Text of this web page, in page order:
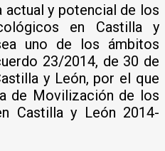
y potencial de los
en Castilla y
uno de los ámbitos
23/2014, de 30 de
y León, por el que
de Movilización de los
Castilla y León 2014-